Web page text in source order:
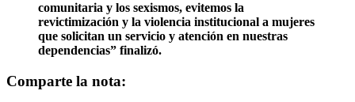
comunitaria y los sexismos, evitemos la
revictimización y la violencia institucional a mujeres
que solicitan un servicio y atención en nuestras
dependencias” finalizó.
Comparte la nota: